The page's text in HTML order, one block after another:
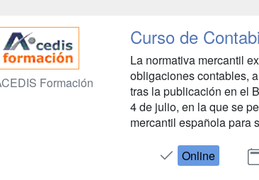
Formación
Curso de
La normativa mercantil
obligaciones contables,
tras la publicación en el
4 de julio, en la que se
mercantil española para
Online